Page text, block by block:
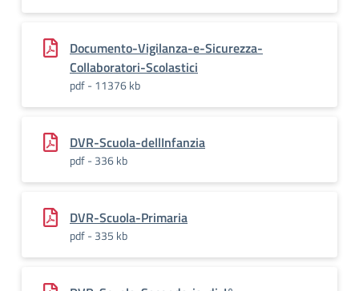
Documento-Vigilanza-e-Sicurezza-
Collaboratori-Scolastici
pdf - 11376 kb
DVR-Scuola-dellInfanzia
pdf - 336 kb
DVR-Scuola-Primaria
pdf - 335 kb